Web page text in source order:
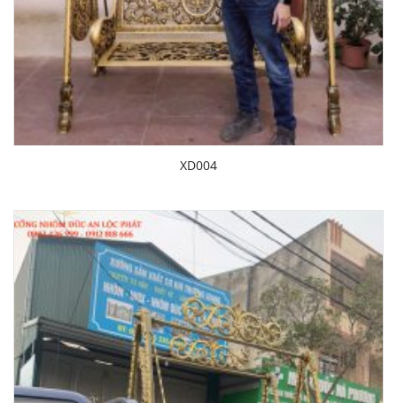
XD004